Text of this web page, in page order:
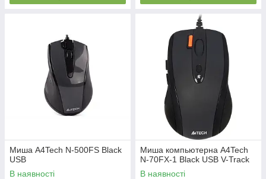
Миша A4Tech N-500FS Black
USB
В наявності
Миша компьютерна A4Tech
N-70FX-1 Black USB V-Track
В наявності